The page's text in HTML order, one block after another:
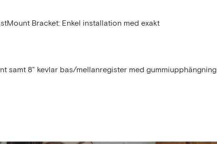
Bracket: Enkel installation med exakt
samt 8" kevlar bas/mellanregister med gummiupphängning